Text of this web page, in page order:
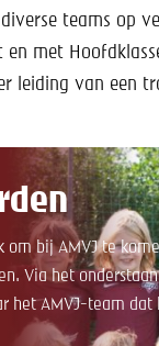
teams op
en met
leiding van een
om bij AMVJ te
Via het
het AMVJ-team dat